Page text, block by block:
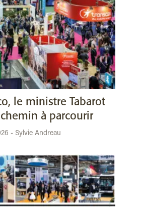
le ministre Tabarot
à parcourir
- Sylvie Andreau